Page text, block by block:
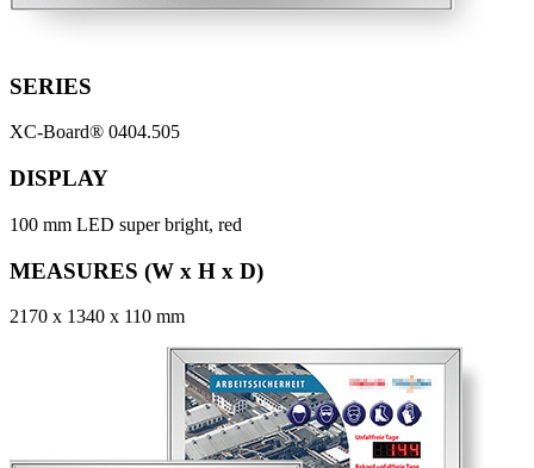
SERIES
XC-Board® 0404.505
DISPLAY
100 mm LED super bright, red
MEASURES (W x H x D)
2170 x 1340 x 110 mm